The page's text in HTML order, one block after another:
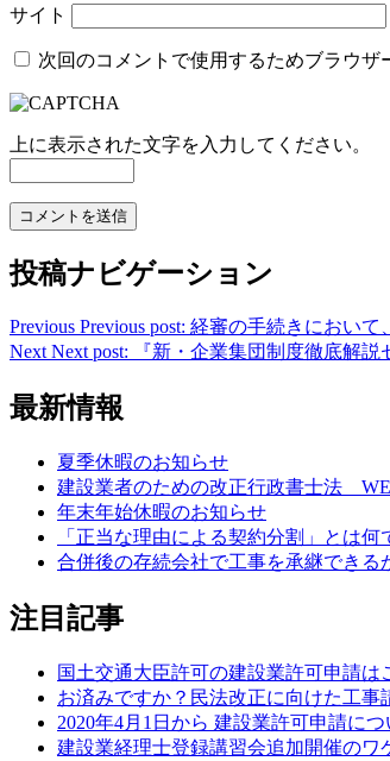
サイト
次回のコメントで使用するためブラウザ
上に表示された文字を入力してください。
投稿ナビゲーション
Previous Previous post: 経審の手続きにおいて
Next Next post: 『新・企業集団制度徹底解説
最新情報
夏季休暇のお知らせ
建設業者のための改正行政書士法
年末年始休暇のお知らせ
「正当な理由による契約分割」とは何
合併後の存続会社で工事を承継できる
注目記事
国土交通大臣許可の建設業許可申請は
お済みですか？民法改正に向けた工事
2020年4月1日から 建設業許可申請に
建設業経理士登録講習会追加開催のワ